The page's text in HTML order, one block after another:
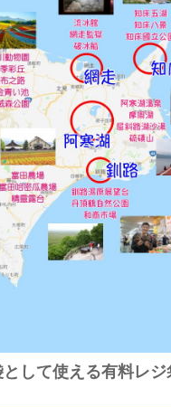
して使える有料レ